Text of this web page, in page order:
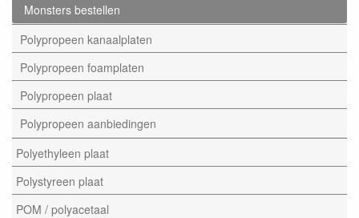
Monsters bestellen
Polypropeen kanaalplaten
Polypropeen foamplaten
Polypropeen plaat
Polypropeen aanbiedingen
Polyethyleen plaat
Polystyreen plaat
POM / polyacetaal